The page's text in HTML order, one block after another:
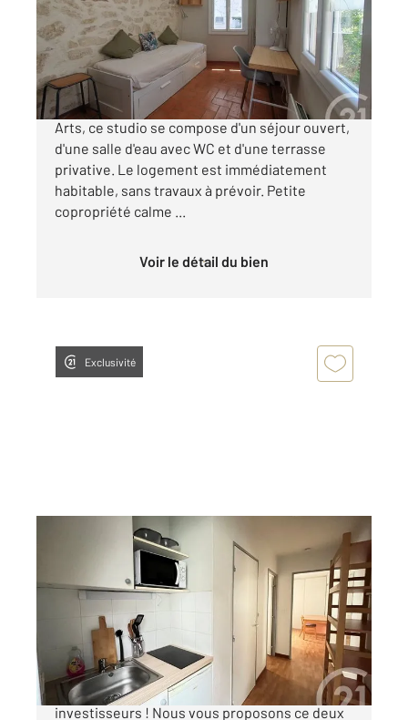
Appartement F1 à vendre
84 000 €
Idéalement situé dans le quartier des Beaux
Arts, ce studio se compose d'un séjour ouvert,
d'une salle d'eau avec WC et d'une terrasse
privative. Le logement est immédiatement
habitable, sans travaux à prévoir. Petite
copropriété calme ...
Voir le détail du bien
Exclusivité
MONTPELLIER 34
, 2 pièces
Appartement F2 à vendre
129 000 €
Montpellier - Port Marianne Idéal pour
investisseurs ! Nous vous proposons ce deux